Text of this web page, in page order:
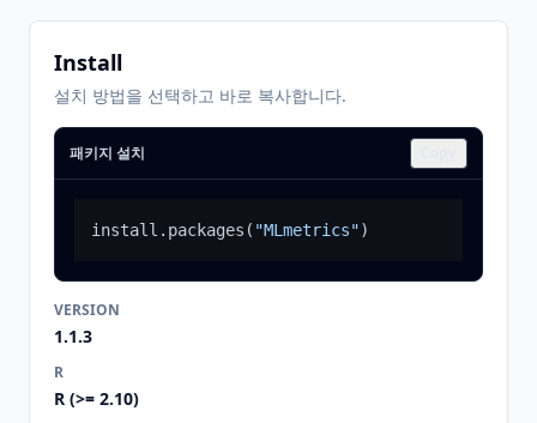
Install
설치 방법을 선택하고 바로 복사합니다.
패키지 설치
install.packages ( "MLmetrics")
VERSION
1.1.3
R
R (>= 2.10)